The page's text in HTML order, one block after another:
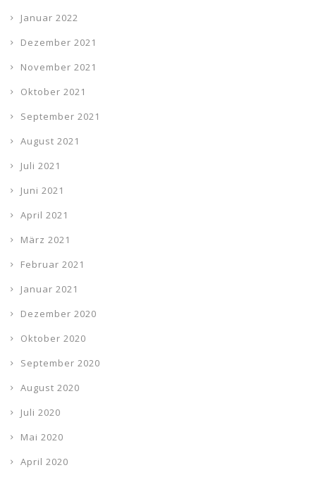
Januar 2022
Dezember 2021
November 2021
Oktober 2021
September 2021
August 2021
Juli 2021
Juni 2021
April 2021
März 2021
Februar 2021
Januar 2021
Dezember 2020
Oktober 2020
September 2020
August 2020
Juli 2020
Mai 2020
April 2020